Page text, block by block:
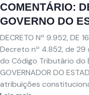
COMENTÁRIO:
GOVERNO DO
DECRETO Nº 9.952, DE
Decreto nº 4.852, de 29
do Código Tributário do
GOVERNADOR DO
atribuições